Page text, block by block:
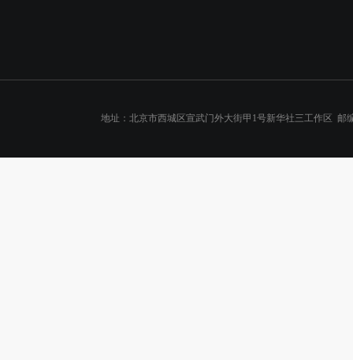
地址：北京市西城区宣武门外大街甲1号新华社三工作区